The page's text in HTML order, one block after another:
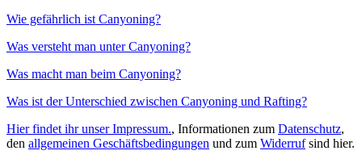
Wie gefährlich ist Canyoning?
Was versteht man unter Canyoning?
Was macht man beim Canyoning?
Was ist der Unterschied zwischen Canyoning und Rafting?
Hier findet ihr unser Impressum., Informationen zum Datenschutz,
den allgemeinen Geschäftsbedingungen und zum Widerrufsind hier.